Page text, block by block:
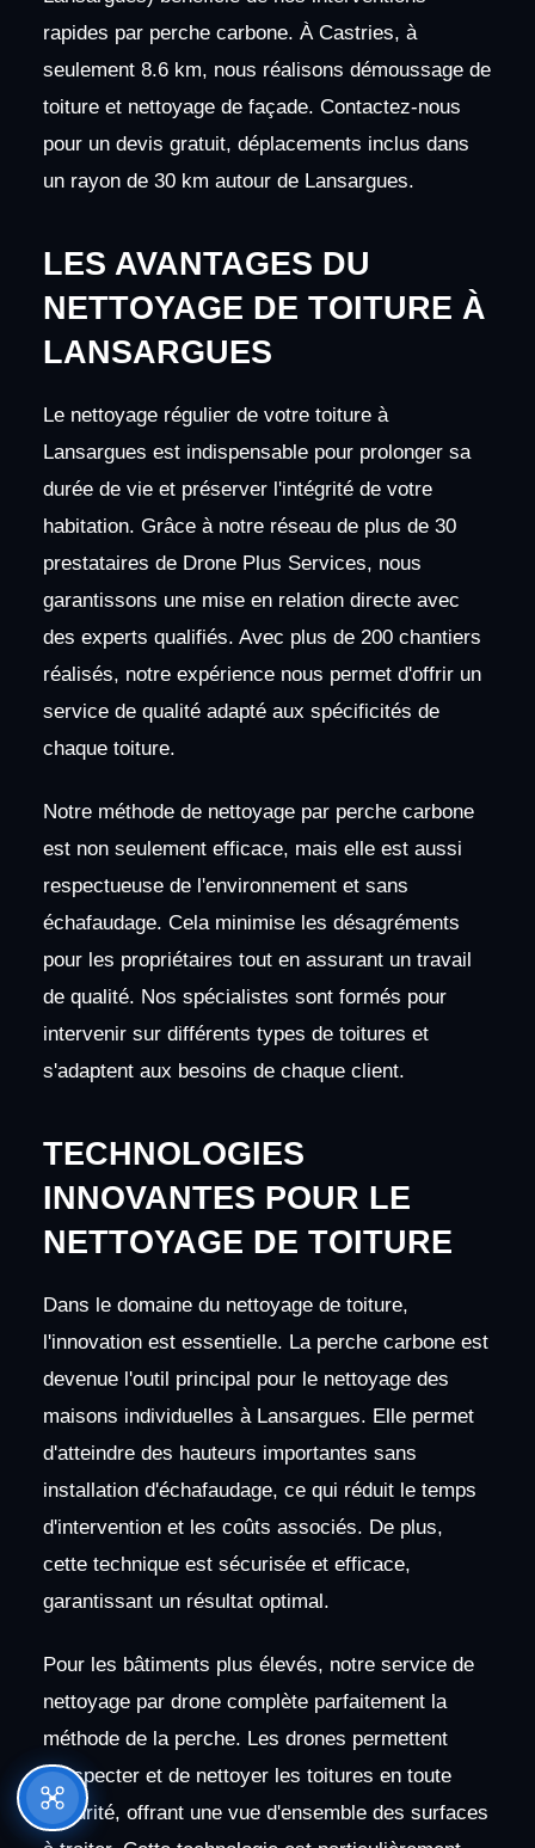
rapides par perche carbone. À Castries, à
seulement 8.6 km, nous réalisons démoussage de
toiture et nettoyage de façade. Contactez-nous
pour un devis gratuit, déplacements inclus dans
un rayon de 30 km autour de Lansargues.
LES AVANTAGES DU
NETTOYAGE DE TOITURE À
LANSARGUES
Le nettoyage régulier de votre toiture à
Lansargues est indispensable pour prolonger sa
durée de vie et préserver l'intégrité de votre
habitation. Grâce à notre réseau de plus de 30
prestataires de Drone Plus Services, nous
garantissons une mise en relation directe avec
des experts qualifiés. Avec plus de 200 chantiers
réalisés, notre expérience nous permet d'offrir un
service de qualité adapté aux spécificités de
chaque toiture.
Notre méthode de nettoyage par perche carbone
est non seulement efficace, mais elle est aussi
respectueuse de l'environnement et sans
échafaudage. Cela minimise les désagréments
pour les propriétaires tout en assurant un travail
de qualité. Nos spécialistes sont formés pour
intervenir sur différents types de toitures et
s'adaptent aux besoins de chaque client.
TECHNOLOGIES
INNOVANTES POUR LE
NETTOYAGE DE TOITURE
Dans le domaine du nettoyage de toiture,
l'innovation est essentielle. La perche carbone est
devenue l'outil principal pour le nettoyage des
maisons individuelles à Lansargues. Elle permet
d'atteindre des hauteurs importantes sans
installation d'échafaudage, ce qui réduit le temps
d'intervention et les coûts associés. De plus,
cette technique est sécurisée et efficace,
garantissant un résultat optimal.
Pour les bâtiments plus élevés, notre service de
nettoyage par drone complète parfaitement la
méthode de la perche. Les drones permettent
d'inspecter et de nettoyer les toitures en toute
sécurité, offrant une vue d'ensemble des surfaces